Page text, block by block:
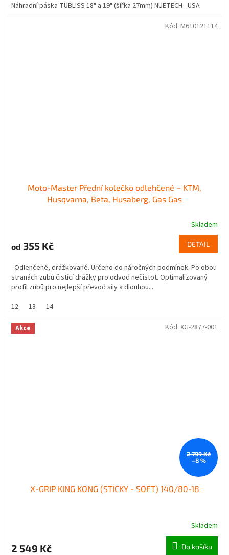
Náhradní páska TUBLISS 18" a 19" (šířka 27mm) NUETECH - USA
Moto-Master Přední kolečko odlehčené – KTM,
Husqvarna, Beta, Husaberg, Gas Gas
Skladem
od 355 Kč DETAIL
Odlehčené, drážkované. Určeno do náročných podmínek. Po obou
stranách zubů čistící drážky pro odvod nečistot. Optimalizovaný
profil zubů pro nejlepší převod síly a dlouhou...
12
13 14
Kód: M610121114
Akce
2 799 Kč
–8 %
X-GRIP KING KONG (STICKY - SOFT) 140/80-18
Skladem
2 549 Kč Do košíku
Kód: XG-2877-001